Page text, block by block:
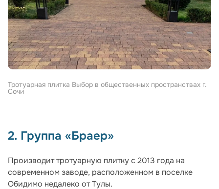
Тротуарная плитка Выбор в общественных пространствах г.
Сочи
2. Группа «Браер»
Производит тротуарную плитку с 2013 года на
современном заводе, расположенном в поселке
Обидимо недалеко от Тулы.